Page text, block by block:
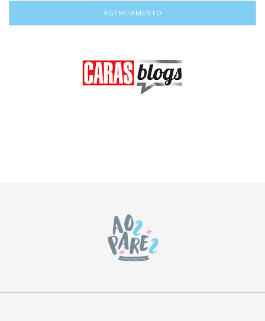
AGENCIAMENTO